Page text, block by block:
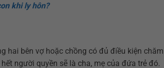
khi ly hôn?
hai bên vợ hoặc chồng có đủ điều kiện
người quyền sẽ là cha, mẹ của đứa trẻ đó.